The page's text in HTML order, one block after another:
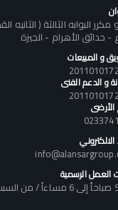
190و مكرر البوابه الثالثة ( الثانيه
- حدائق الأهرام - الجيزة
و المبيعات
و الدعم الفنى
الأرضى
الالكتروني
العمل الرسمية